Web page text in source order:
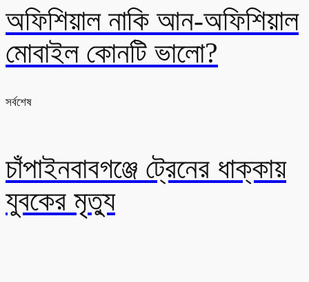
অফিশিয়াল নাকি আন-অফিশিয়াল
মোবাইল কোনটি ভালো?
সর্বশেষ
চাঁপাইনবাবগঞ্জে ট্রেনের ধাক্কায়
যুবকের মৃত্যু